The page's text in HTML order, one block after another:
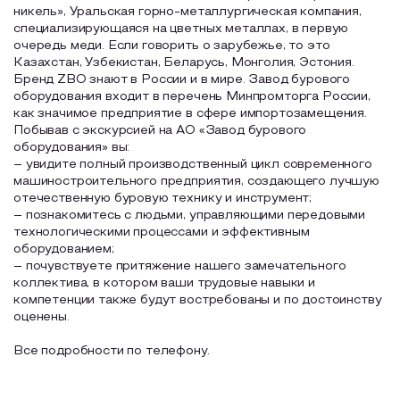
никель», Уральская горно-металлургическая компания,
специализирующаяся на цветных металлах, в первую
очередь меди. Если говорить о зарубежье, то это
Казахстан, Узбекистан, Беларусь, Монголия, Эстония.
Бренд ZBO знают в России и в мире. Завод бурового
оборудования входит в перечень Минпромторга России,
как значимое предприятие в сфере импортозамещения.
Побывав с экскурсией на АО «Завод бурового
оборудования» вы:
– увидите полный производственный цикл современного
машиностроительного предприятия, создающего лучшую
отечественную буровую технику и инструмент;
– познакомитесь с людьми, управляющими передовыми
технологическими процессами и эффективным
оборудованием;
– почувствуете притяжение нашего замечательного
коллектива, в котором ваши трудовые навыки и
компетенции также будут востребованы и по достоинству
оценены.
Все подробности по телефону.